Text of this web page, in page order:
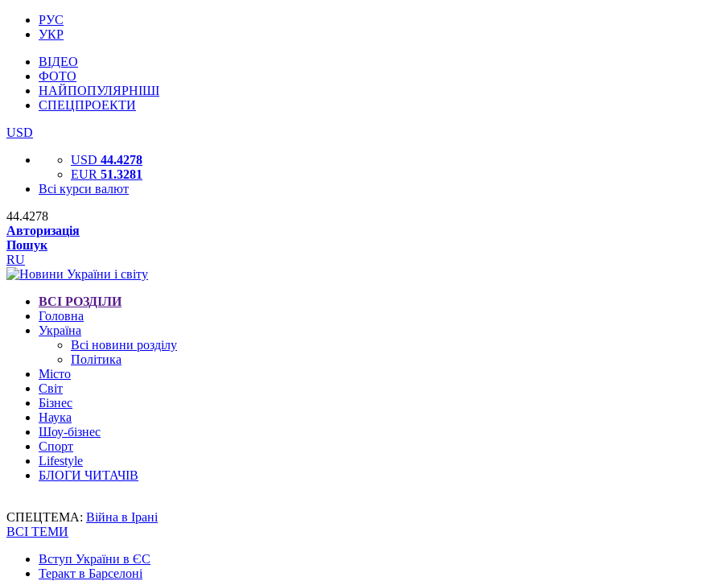
РУС
УКР
ВІДЕО
ФОТО
НАЙПОПУЛЯРНІШІ
СПЕЦПРОЕКТИ
USD
USD 44.4278
EUR 51.3281
Всі курси валют
44.4278
Авторизація
Пошук
RU
ВСІ РОЗДІЛИ
Головна
Україна
Всі новини розділу
Політика
Місто
Світ
Бізнес
Наука
Шоу-бізнес
Спорт
Lifestyle
БЛОГИ ЧИТАЧІВ
СПЕЦТЕМА: Війна в Ірані
ВСІ ТЕМИ
Вступ України в ЄС
Теракт в Барселоні